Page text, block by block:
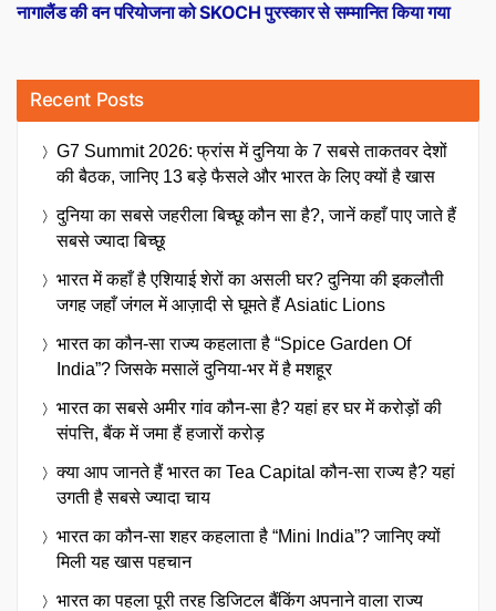
post:
नागालैंड की वन परियोजना को SKOCH पुरस्कार से सम्मानित किया गया
Recent Posts
G7 Summit 2026: फ्रांस में दुनिया के 7 सबसे ताकतवर देशों
की बैठक, जानिए 13 बड़े फैसले और भारत के लिए क्यों है खास
दुनिया का सबसे जहरीला बिच्छू कौन सा है?, जानें कहाँ पाए जाते हैं
सबसे ज्यादा बिच्छू
भारत में कहाँ है एशियाई शेरों का असली घर? दुनिया की इकलौती
जगह जहाँ जंगल में आज़ादी से घूमते हैं Asiatic Lions
भारत का कौन-सा राज्य कहलाता है “Spice Garden Of
India”? जिसके मसालें दुनिया-भर में है मशहूर
भारत का सबसे अमीर गांव कौन-सा है? यहां हर घर में करोड़ों की
संपत्ति, बैंक में जमा हैं हजारों करोड़
क्या आप जानते हैं भारत का Tea Capital कौन-सा राज्य है? यहां
उगती है सबसे ज्यादा चाय
भारत का कौन-सा शहर कहलाता है “Mini India”? जानिए क्यों
मिली यह खास पहचान
भारत का पहला पूरी तरह डिजिटल बैंकिंग अपनाने वाला राज्य